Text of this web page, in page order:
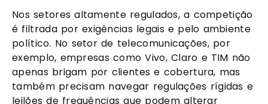
Nos setores altamente regulados, a competição
é filtrada por exigências legais e pelo ambiente
político. No setor de telecomunicações, por
exemplo, empresas como Vivo, Claro e TIM não
apenas brigam por clientes e cobertura, mas
também precisam navegar regulações rígidas e
leilões de frequências que podem alterar